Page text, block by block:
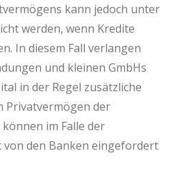
kann jedoch unter
werden, wenn Kredite
In diesem Fall verlangen
und kleinen GmbHs
in der Regel zusätzliche
Privatvermögen der
im Falle der
den Banken eingefordert